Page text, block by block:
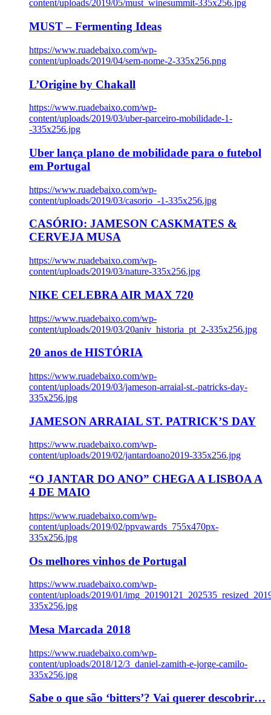
content/uploads/2019/05/must_winesummit-335x256.jpg
MUST – Fermenting Ideas
https://www.ruadebaixo.com/wp-
content/uploads/2019/04/sem-nome-2-335x256.png
L’Origine by Chakall
https://www.ruadebaixo.com/wp-
content/uploads/2019/03/uber-parceiro-mobilidade-1-
-335x256.jpg
Uber lança plano de mobilidade para o futebol
em Portugal
https://www.ruadebaixo.com/wp-
content/uploads/2019/03/casorio_-1-335x256.jpg
CASÓRIO: JAMESON CASKMATES &
CERVEJA MUSA
https://www.ruadebaixo.com/wp-
content/uploads/2019/03/nature-335x256.jpg
NIKE CELEBRA AIR MAX 720
https://www.ruadebaixo.com/wp-
content/uploads/2019/03/20aniv_historia_pt_2-335x256.jpg
20 anos de HISTÓRIA
https://www.ruadebaixo.com/wp-
content/uploads/2019/03/jameson-arraial-st.-patricks-day-
335x256.jpg
JAMESON ARRAIAL ST. PATRICK’S DAY
https://www.ruadebaixo.com/wp-
content/uploads/2019/02/jantardoano2019-335x256.jpg
“O JANTAR DO ANO” CHEGA A LISBOA A
4 DE MAIO
https://www.ruadebaixo.com/wp-
content/uploads/2019/02/ppvawards_755x470px-
335x256.jpg
Os melhores vinhos de Portugal
https://www.ruadebaixo.com/wp-
content/uploads/2019/01/
335x256.jpg
Mesa Marcada 2018
https://www.ruadebaixo.com/wp-
content/uploads/2018/12/3_daniel-zamith-e-jorge-camilo-
335x256.jpg
Sabe o que são ‘bitters’? Vai querer descobrir…